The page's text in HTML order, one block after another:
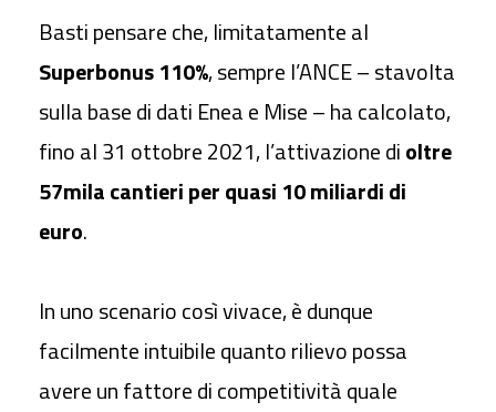
Basti pensare che, limitatamente al
Superbonus 110%, sempre l’ANCE – stavolta
sulla base di dati Enea e Mise – ha calcolato,
fino al 31 ottobre 2021, l’attivazione dioltre
57mila cantieri per quasi 10 miliardi di
euro.
In uno scenario così vivace, è dunque
facilmente intuibile quanto rilievo possa
avere un fattore di competitività quale